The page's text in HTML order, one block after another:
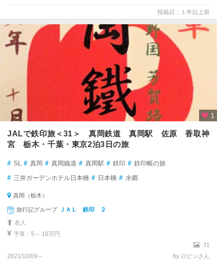
投稿日：１年以上前
1
JALで鉄印旅＜31＞ 真岡鉄道 真岡駅 佐原 香取神
宮 栃木・千葉・東京2泊3日の旅
# SL # 真岡 # 真岡鐵道 # 真岡駅 # 鉄印 # 鉄印帳の旅
# 三井ガーデンホテル日本橋 # 日本橋 # 水郷
真岡（栃木）
旅行記グループ
ＪＡＬ 鉄印 ２
友人
予算：5～ 10万円
31
2021/10/09～
by ロビンさん